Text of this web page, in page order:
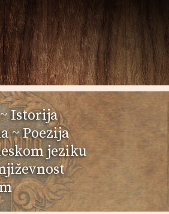
Istorija
~Poezija
jeziku